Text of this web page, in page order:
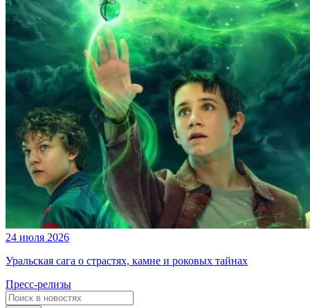
24 июля 2026
Уральская сага о страстях, камне и роковых тайнах
Пресс-релизы